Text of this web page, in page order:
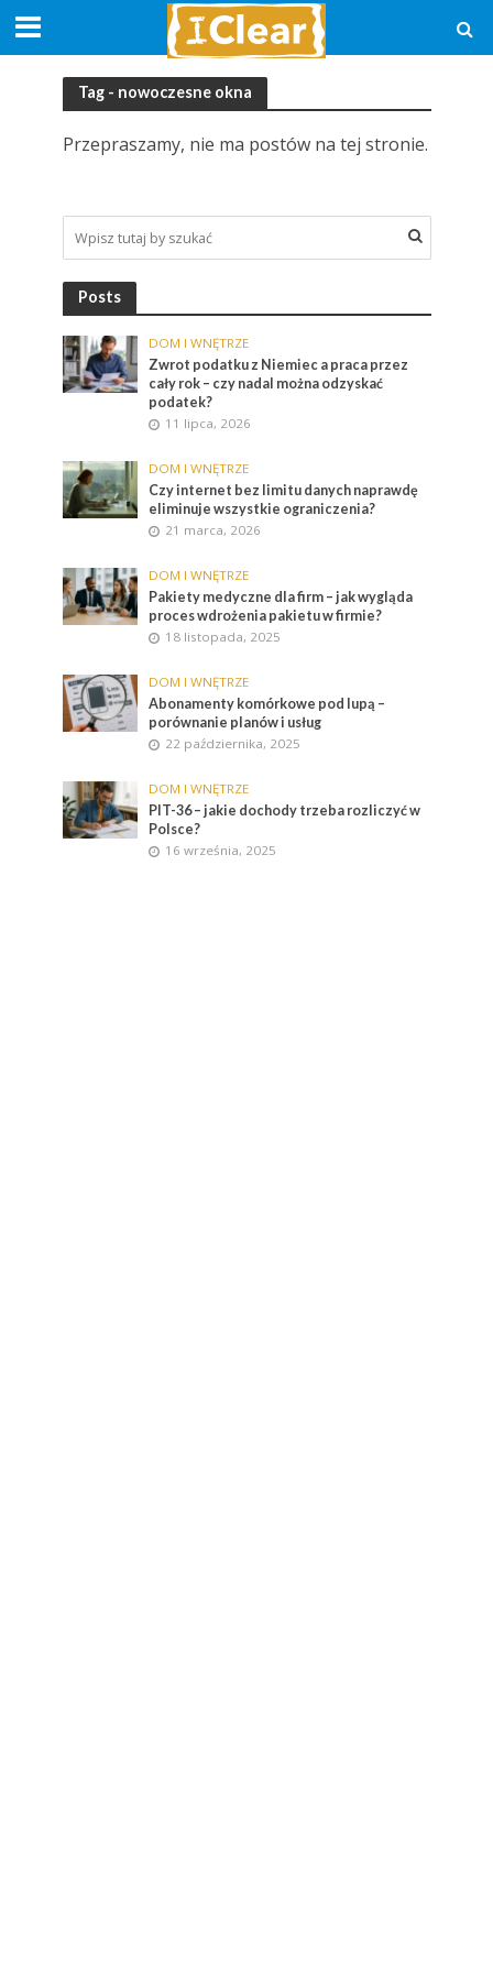
Tag - nowoczesne okna
Przepraszamy, nie ma postów na tej stronie.
Posts
DOM I WNĘTRZE
Zwrot podatku z Niemiec a praca przez
cały rok – czy nadal można odzyskać
podatek?
11 lipca, 2026
DOM I WNĘTRZE
Czy internet bez limitu danych naprawdę
eliminuje wszystkie ograniczenia?
21 marca, 2026
DOM I WNĘTRZE
Pakiety medyczne dla firm – jak wygląda
proces wdrożenia pakietu w firmie?
18 listopada, 2025
DOM I WNĘTRZE
Abonamenty komórkowe pod lupą –
porównanie planów i usług
22 października, 2025
DOM I WNĘTRZE
PIT-36 – jakie dochody trzeba rozliczyć w
Polsce?
16 września, 2025